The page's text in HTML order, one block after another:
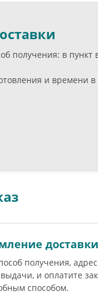
получения: в
и времени
доставки
получения, адрес
и оплатите
способом.